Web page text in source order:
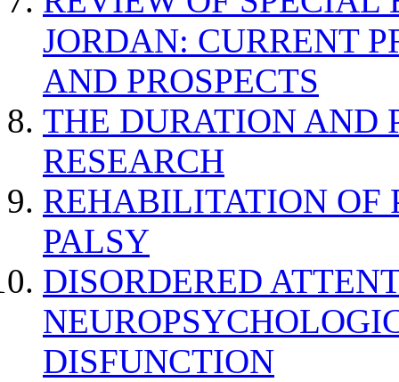
JORDAN: CURRENT
AND PROSPECTS
THE DURATION AND
RESEARCH
REHABILITATION OF
PALSY
DISORDERED
DISFUNCTION